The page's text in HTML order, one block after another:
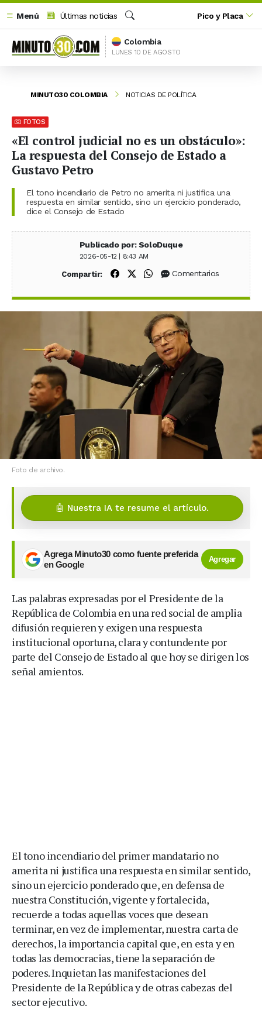
Menú
Últimas noticias
Buscar
Pico y Placa
Colombia
LUNES 10 DE AGOSTO
MINUTO30 COLOMBIA NOTICIAS DE POLÍTICA
FOTOS
«El control judicial no es un obstáculo»:
La respuesta del Consejo de Estado a
Gustavo Petro
El tono incendiario de Petro no amerita ni justifica una
respuesta en similar sentido, sino un ejercicio ponderado,
dice el Consejo de Estado
Publicado por: SoloDuque
2026-05-12 | 8:43 AM
Compartir: Compartir en Facebook
Compartir en X (Twitter)
Compartir en WhatsApp
Comentarios
Foto de archivo.
🤖 Nuestra IA te resume el artículo.
Agrega Minuto30 como fuente preferida
en Google
Agregar
Las palabras expresadas por el Presidente de la
República de Colombia en una red social de amplia
difusión requieren y exigen una respuesta
institucional oportuna, clara y contundente por
parte del Consejo de Estado al que hoy se dirigen los
señal amientos.
El tono incendiario del primer mandatario no
amerita ni justifica una respuesta en similar sentido,
sino un ejercicio ponderado que, en defensa de
nuestra Constitución, vigente y fortalecida,
recuerde a todas aquellas voces que desean
terminar, en vez de implementar, nuestra carta de
derechos, la importancia capital que, en esta y en
todas las democracias, tiene la separación de
poderes. Inquietan las manifestaciones del
Presidente de la República y de otras cabezas del
sector ejecutivo.